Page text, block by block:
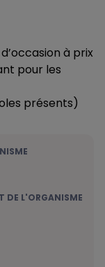
à prix
pour les
présents)
DE L'ORGANISME